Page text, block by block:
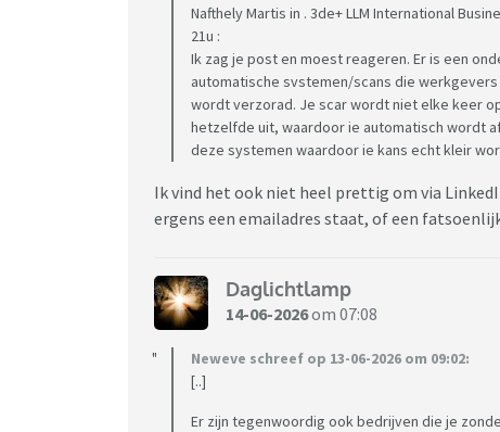
Nafthely Martis in . 3de+ LLM International
21u :
Ik zag je post en moest reageren. Er is een
automatische svstemen/scans die
wordt verzorad. Je scar wordt niet elke keer
hetzelfde uit, waardoor ie automatisch wordt
deze systemen waardoor ie kans echt kleir
Ik vind het ook niet heel prettig om via
ergens een emailadres staat, of een
Daglichtlamp
14-06-2026om 07:08
Neweve schreef op 13-06-2026 om 09:02:
[..]
Er zijn tegenwoordig ook bedrijven die je